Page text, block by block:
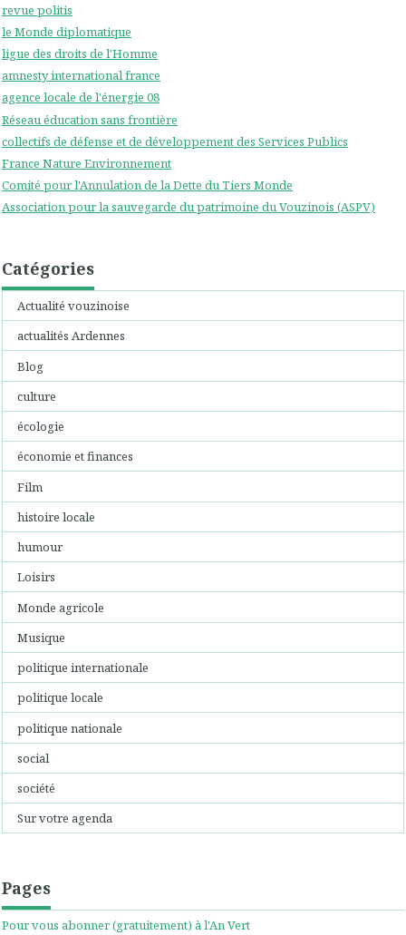
revue politis
le Monde diplomatique
ligue des droits de l'Homme
amnesty international france
agence locale de l'énergie 08
Réseau éducation sans frontière
collectifs de défense et de développement des Services Publics
France Nature Environnement
Comité pour l'Annulation de la Dette du Tiers Monde
Association pour la sauvegarde du patrimoine du Vouzinois (ASPV)
Catégories
Actualité vouzinoise
actualités Ardennes
Blog
culture
écologie
économie et finances
Film
histoire locale
humour
Loisirs
Monde agricole
Musique
politique internationale
politique locale
politique nationale
social
société
Sur votre agenda
Pages
Pour vous abonner (gratuitement) à l'An Vert